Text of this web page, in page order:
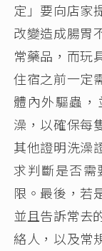
定」要向店家
改變造成腸胃
常藥品，而玩
住宿之前一定
體內外驅蟲
澡，以確保每
其他證明洗澡
求判斷是否需
限。最後，若
並且告訴常去
絡人，以及常